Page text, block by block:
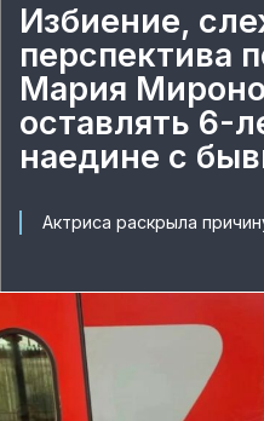
Избиение,
перспектива
Мария
оставлять 6-
наедине с
Актриса раскрыла